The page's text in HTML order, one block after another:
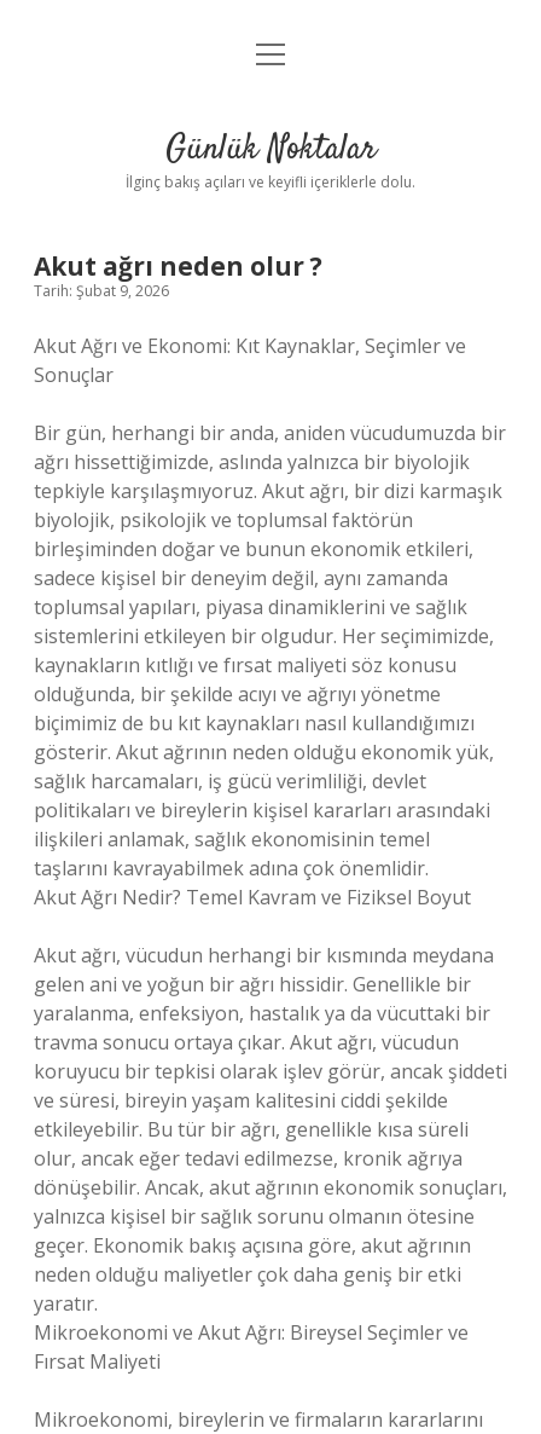
Anasayfa
Yasal Uyarı
menüyü
Günlük Noktalar
İlginç bakış açıları ve keyifli içeriklerle dolu.
Akut ağrı neden olur ?
Tarih: Şubat 9, 2026
Akut Ağrı ve Ekonomi: Kıt Kaynaklar, Seçimler ve
Sonuçlar
Bir gün, herhangi bir anda, aniden vücudumuzda bir
ağrı hissettiğimizde, aslında yalnızca bir biyolojik
tepkiyle karşılaşmıyoruz. Akut ağrı, bir dizi karmaşık
biyolojik, psikolojik ve toplumsal faktörün
birleşiminden doğar ve bunun ekonomik etkileri,
sadece kişisel bir deneyim değil, aynı zamanda
toplumsal yapıları, piyasa dinamiklerini ve sağlık
sistemlerini etkileyen bir olgudur. Her seçimimizde,
kaynakların kıtlığı ve fırsat maliyeti söz konusu
olduğunda, bir şekilde acıyı ve ağrıyı yönetme
biçimimiz de bu kıt kaynakları nasıl kullandığımızı
gösterir. Akut ağrının neden olduğu ekonomik yük,
sağlık harcamaları, iş gücü verimliliği, devlet
politikaları ve bireylerin kişisel kararları arasındaki
ilişkileri anlamak, sağlık ekonomisinin temel
taşlarını kavrayabilmek adına çok önemlidir.
Akut Ağrı Nedir? Temel Kavram ve Fiziksel Boyut
Akut ağrı, vücudun herhangi bir kısmında meydana
gelen ani ve yoğun bir ağrı hissidir. Genellikle bir
yaralanma, enfeksiyon, hastalık ya da vücuttaki bir
travma sonucu ortaya çıkar. Akut ağrı, vücudun
koruyucu bir tepkisi olarak işlev görür, ancak şiddeti
ve süresi, bireyin yaşam kalitesini ciddi şekilde
etkileyebilir. Bu tür bir ağrı, genellikle kısa süreli
olur, ancak eğer tedavi edilmezse, kronik ağrıya
dönüşebilir. Ancak, akut ağrının ekonomik sonuçları,
yalnızca kişisel bir sağlık sorunu olmanın ötesine
geçer. Ekonomik bakış açısına göre, akut ağrının
neden olduğu maliyetler çok daha geniş bir etki
yaratır.
Mikroekonomi ve Akut Ağrı: Bireysel Seçimler ve
Fırsat Maliyeti
Mikroekonomi, bireylerin ve firmaların kararlarını